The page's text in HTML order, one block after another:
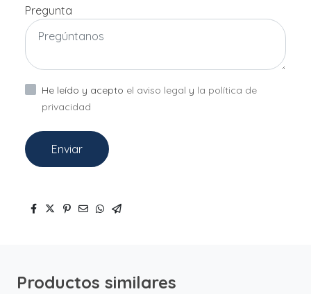
Pregunta
He leído y acepto el aviso legal y la política de
privacidad
Enviar
Productos similares